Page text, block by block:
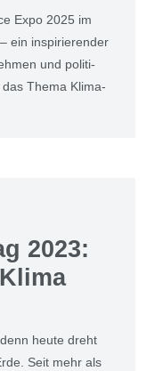
Expo 2025 im
ein inspi­rie­ren­der
und poli­ti­
das The­ma Kli­ma­
2023:
heu­te dreht
Seit mehr als